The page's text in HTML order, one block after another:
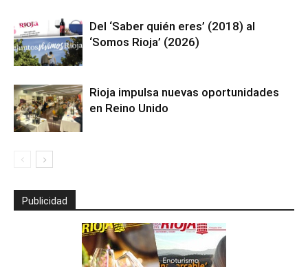
Del ‘Saber quién eres’ (2018) al
‘Somos Rioja’ (2026)
Rioja impulsa nuevas oportunidades
en Reino Unido
Publicidad